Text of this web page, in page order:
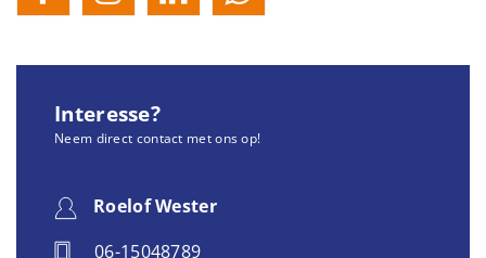
Interesse?
Neem direct contact met ons op!
Roelof Wester
06-15048789